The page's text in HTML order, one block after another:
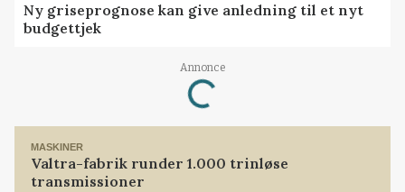
Ny griseprognose kan give anledning til et nyt
budgettjek
Annonce
Loading...
MASKINER
Valtra-fabrik runder 1.000 trinløse
transmissioner